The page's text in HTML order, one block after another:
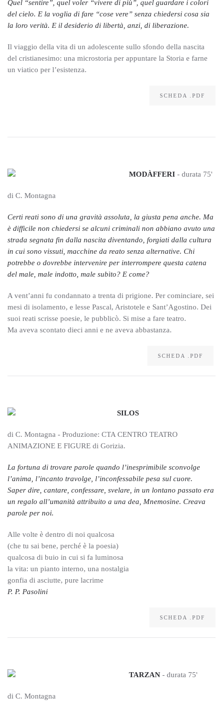
Quel “sentire”, quel voler “vivere di più”, quel guardare i colori
del cielo. E la voglia di fare “cose vere” senza chiedersi cosa sia
la loro verità. E il desiderio di libertà, anzi, di liberazione.
Il viaggio della vita di un adolescente sullo sfondo della nascita
del cristianesimo: una microstoria per appuntare la Storia e farne
un viatico per l’esistenza.
SCHEDA .PDF
MODÀFFERI - durata 75'
di C. Montagna
Certi reati sono di una gravità assoluta, la giusta pena anche. Ma
è difficile non chiedersi se alcuni criminali non abbiano avuto una
strada segnata fin dalla nascita diventando, forgiati dalla cultura
in cui sono vissuti, macchine da reato senza alternative. Chi
potrebbe o dovrebbe intervenire per interrompere questa catena
del male, male indotto, male subìto? E come?
A vent’anni fu condannato a trenta di prigione. Per cominciare, sei
mesi di isolamento, e lesse Pascal, Aristotele e Sant’Agostino. Dei
suoi reati scrisse poesie, le pubblicò. Si mise a fare teatro.
Ma aveva scontato dieci anni e ne aveva abbastanza.
SCHEDA .PDF
SILOS
di C. Montagna - Produzione: CTA CENTRO TEATRO
ANIMAZIONE E FIGURE di Gorizia.
La fortuna di trovare parole quando l’inesprimibile sconvolge
l’anima, l’incanto travolge, l’inconfessabile pesa sul cuore.
Saper dire, cantare, confessare, svelare, in un lontano passato era
un regalo all’umanità attribuito a una dea, Mnemosìne. Creava
parole per noi.
Alle volte è dentro di noi qualcosa
(che tu sai bene, perché è la poesia)
qualcosa di buio in cui si fa luminosa
la vita: un pianto interno, una nostalgia
gonfia di asciutte, pure lacrime
P. P. Pasolini
SCHEDA .PDF
TARZAN - durata 75'
di C. Montagna